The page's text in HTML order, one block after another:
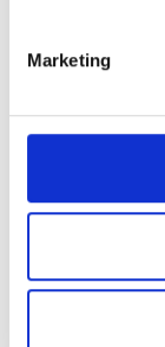
Marketing